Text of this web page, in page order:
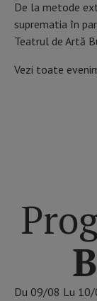
De la metode
suprematia în
Teatrul de Artă
Vezi toate
Du 09/08 Lu 10/